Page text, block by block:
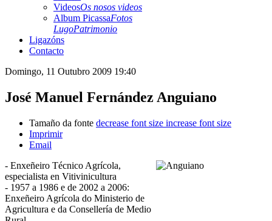
VideosOs nosos videos
Album PicassaFotos
LugoPatrimonio
Ligazóns
Contacto
Domingo, 11 Outubro 2009 19:40
José Manuel Fernández Anguiano
Tamaño da fonte decrease font size increase font size
Imprimir
Email
- Enxeñeiro Técnico Agrícola,
especialista en Vitivinicultura
- 1957 a 1986 e de 2002 a 2006:
Enxeñeiro Agrícola do Ministerio de
Agricultura e da Consellería de Medio